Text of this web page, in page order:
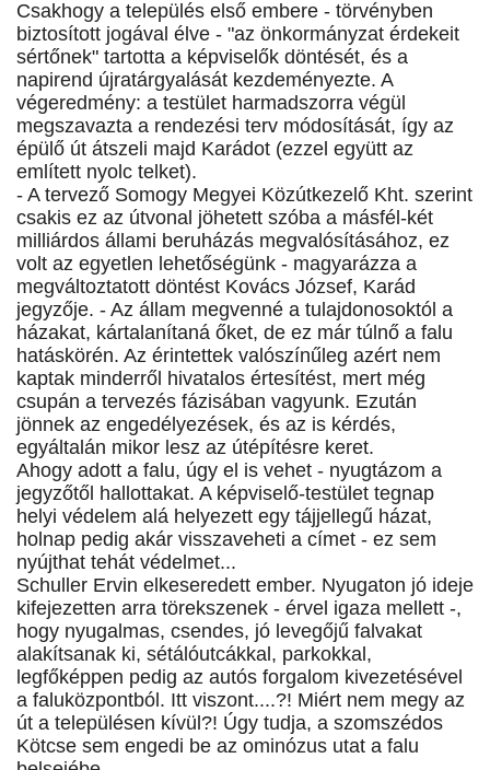
Csakhogy a település első embere - törvényben
biztosított jogával élve - "az önkormányzat érdekeit
sértőnek" tartotta a képviselők döntését, és a
napirend újratárgyalását kezdeményezte. A
végeredmény: a testület harmadszorra végül
megszavazta a rendezési terv módosítását, így az
épülő út átszeli majd Karádot (ezzel együtt az
említett nyolc telket).
- A tervező Somogy Megyei Közútkezelő Kht. szerint
csakis ez az útvonal jöhetett szóba a másfél-két
milliárdos állami beruházás megvalósításához, ez
volt az egyetlen lehetőségünk - magyarázza a
megváltoztatott döntést Kovács József, Karád
jegyzője. - Az állam megvenné a tulajdonosoktól a
házakat, kártalanítaná őket, de ez már túlnő a falu
hatáskörén. Az érintettek valószínűleg azért nem
kaptak minderről hivatalos értesítést, mert még
csupán a tervezés fázisában vagyunk. Ezután
jönnek az engedélyezések, és az is kérdés,
egyáltalán mikor lesz az útépítésre keret.
Ahogy adott a falu, úgy el is vehet - nyugtázom a
jegyzőtől hallottakat. A képviselő-testület tegnap
helyi védelem alá helyezett egy tájjellegű házat,
holnap pedig akár visszaveheti a címet - ez sem
nyújthat tehát védelmet...
Schuller Ervin elkeseredett ember. Nyugaton jó ideje
kifejezetten arra törekszenek - érvel igaza mellett -,
hogy nyugalmas, csendes, jó levegőjű falvakat
alakítsanak ki, sétálóutcákkal, parkokkal,
legfőképpen pedig az autós forgalom kivezetésével
a faluközpontból. Itt viszont....?! Miért nem megy az
út a településen kívül?! Úgy tudja, a szomszédos
Kötcse sem engedi be az ominózus utat a falu